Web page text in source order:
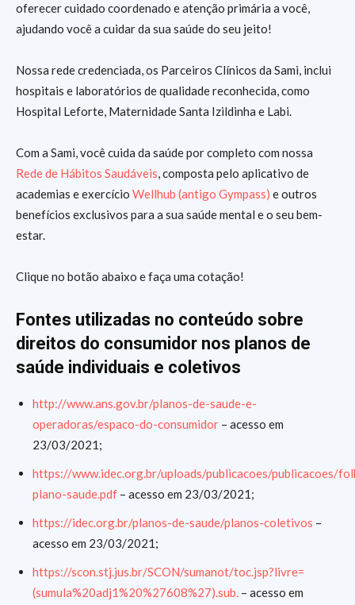
oferecer cuidado coordenado e atenção primária a você,
ajudando você a cuidar da sua saúde do seu jeito!
Nossa rede credenciada, os Parceiros Clínicos da Sami, inclui
hospitais e laboratórios de qualidade reconhecida, como
Hospital Leforte, Maternidade Santa Izildinha e Labi.
Com a Sami, você cuida da saúde por completo com nossa
Rede de Hábitos Saudáveis, composta pelo aplicativo de
academias e exercício Wellhub (antigo Gympass) e outros
benefícios exclusivos para a sua saúde mental e o seu bem-
estar.
Clique no botão abaixo e faça uma cotação!
Fontes utilizadas no conteúdo sobre
direitos do consumidor nos planos de
saúde individuais e coletivos
http://www.ans.gov.br/planos-de-saude-e-
operadoras/espaco-do-consumidor – acesso em
23/03/2021;
https://www.idec.org.br/uploads/publicacoes/publicacoes/
plano-saude.pdf – acesso em 23/03/2021;
https://idec.org.br/planos-de-saude/planos-coletivos –
acesso em 23/03/2021;
https://scon.stj.jus.br/SCON/sumanot/toc.jsp?livre=
(sumula%20adj1%20%27608%27).sub. – acesso em